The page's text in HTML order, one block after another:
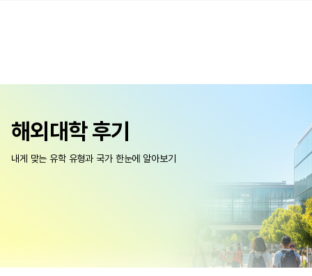
해외대학 후기
내게 맞는 유학 유형과 국가 한눈에 알아보기